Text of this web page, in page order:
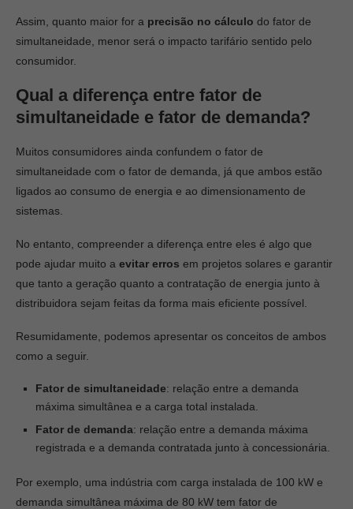
Assim, quanto maior for a precisão no cálculo do fator de
simultaneidade, menor será o impacto tarifário sentido pelo
consumidor.
Qual a diferença entre fator de
simultaneidade e fator de demanda?
Muitos consumidores ainda confundem o fator de
simultaneidade com o fator de demanda, já que ambos estão
ligados ao consumo de energia e ao dimensionamento de
sistemas.
No entanto, compreender a diferença entre eles é algo que
pode ajudar muito a evitar erros em projetos solares e garantir
que tanto a geração quanto a contratação de energia junto à
distribuidora sejam feitas da forma mais eficiente possível.
Resumidamente, podemos apresentar os conceitos de ambos
como a seguir.
Fator de simultaneidade: relação entre a demanda
máxima simultânea e a carga total instalada.
Fator de demanda: relação entre a demanda máxima
registrada e a demanda contratada junto à concessionária.
Por exemplo, uma indústria com carga instalada de 100 kW e
demanda simultânea máxima de 80 kW tem fator de